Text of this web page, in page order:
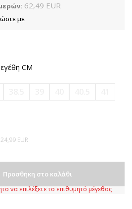
62,49 EUR
με
CM
EUR
Προσθήκη στο καλάθι
να επιλέξετε το επιθυμητό μέγεθος